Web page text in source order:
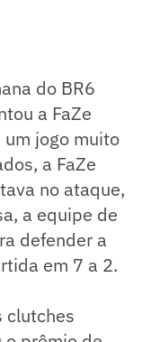
do BR6
a FaZe
um jogo muito
a FaZe
no ataque,
a equipe de
defender a
em 7 a 2.
clutches